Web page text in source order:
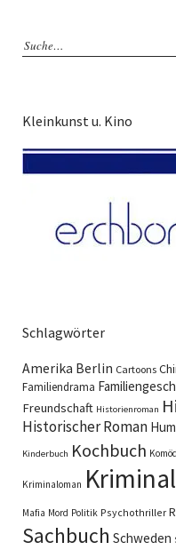
Kleinkunst u. Kino
Schlagwörter
Amerika Berlin Cartoons
Familiendrama
Freundschaft Historienroman
Historischer Roman
Kinderbuch Kochbuch
Kriminaloman
Mafia Mord Politik Psychothriller
Sachbuch Schweden